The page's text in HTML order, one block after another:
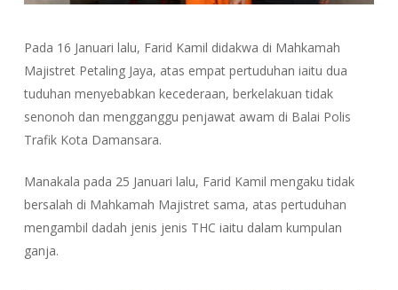
Pada 16 Januari lalu, Farid Kamil didakwa di Mahkamah
Majistret Petaling Jaya, atas empat pertuduhan iaitu dua
tuduhan menyebabkan kecederaan, berkelakuan tidak
senonoh dan mengganggu penjawat awam di Balai Polis
Trafik Kota Damansara.
Manakala pada 25 Januari lalu, Farid Kamil mengaku tidak
bersalah di Mahkamah Majistret sama, atas pertuduhan
mengambil dadah jenis jenis THC iaitu dalam kumpulan
ganja.